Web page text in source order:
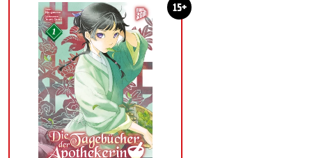
15+